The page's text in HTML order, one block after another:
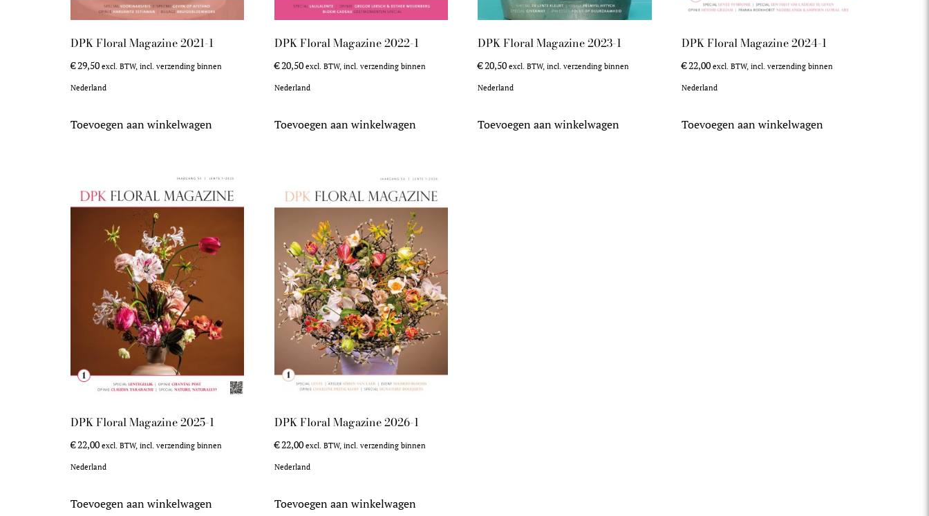
DPK Floral Magazine 2021-1
€29,50 excl. BTW, incl. verzending binnen
Nederland
Toevoegen aan winkelwagen
DPK Floral Magazine 2022-1
€20,50 excl. BTW, incl. verzending binnen
Nederland
Toevoegen aan winkelwagen
DPK Floral Magazine 2023-1
€20,50 excl. BTW, incl. verzending binnen
Nederland
Toevoegen aan winkelwagen
DPK Floral Magazine 2024-1
€22,00 excl. BTW, incl. verzending binnen
Nederland
Toevoegen aan winkelwagen
DPK Floral Magazine 2025-1
€22,00 excl. BTW, incl. verzending binnen
Nederland
Toevoegen aan winkelwagen
DPK Floral Magazine 2026-1
€22,00 excl. BTW, incl. verzending binnen
Nederland
Toevoegen aan winkelwagen